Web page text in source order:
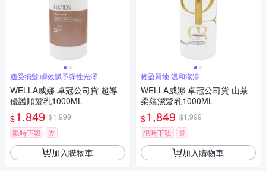
適受損髮 瞬效賦予彈性光澤
WELLA威娜 卓冠公司貨 超導
優護順髮乳1000ML
$1,849 $1,999
限時下殺
券
加入購物車
輕盈質地 溫和潔淨
WELLA威娜 卓冠公司貨 山茶
柔蘊潔髮乳1000ML
$1,849 $1,999
限時下殺
券
加入購物車